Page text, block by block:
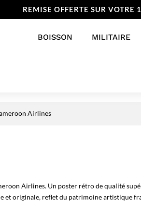
REMISE OFFERTE SUR
BOISSON MILITAIRE
Airlines
Airlines. Un poster rétro de qualité
et originale, reflet du patrimoine artistique